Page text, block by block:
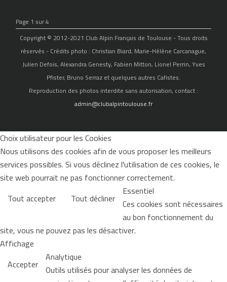
Page 1 sur 4
Copyright © 2012-2021 Club Alpin Français de Toulouse - Tous droits
réservés - Crédits photo : Christian Biard, Marie-Hélène Carcanague,
Julien Defois, Alexandra Genesty, Fabien Mitton, Lionel Perrin, Yves
Pfister, Bruno Serraz et quelques autres Cafistes.
Reproduction des photos interdite sans autorisation, contact :
admin@clubalpintoulouse.fr
Choix utilisateur pour les Cookies
Nous utilisons des cookies afin de vous proposer les meilleurs
services possibles. Si vous déclinez l'utilisation de ces cookies, le
site web pourrait ne pas fonctionner correctement.
Tout accepter
Tout décliner Essentiel
Ces cookies sont nécessaires
au bon fonctionnement du
site, vous ne pouvez pas les désactiver.
Affichage
Accepter Analytique
Outils utilisés pour analyser les données de